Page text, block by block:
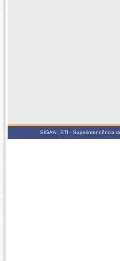
SIGAA | STI - Superintendência